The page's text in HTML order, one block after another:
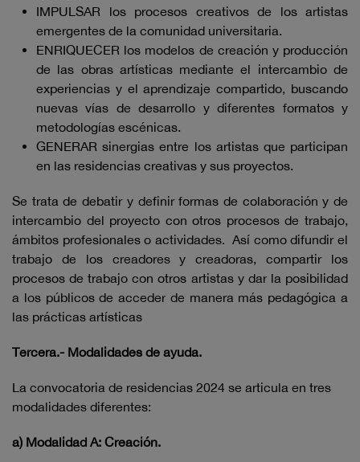
IMPULSAR los procesos creativos de los artistas
emergentes de la comunidad universitaria.
ENRIQUECER los modelos de creación y producción
de las obras artísticas mediante el intercambio de
experiencias y el aprendizaje compartido, buscando
nuevas vías de desarrollo y diferentes formatos y
metodologías escénicas.
GENERAR sinergias entre los artistas que participan
en las residencias creativas y sus proyectos.
Se trata de debatir y definir formas de colaboración y de
intercambio del proyecto con otros procesos de trabajo,
ámbitos profesionales o actividades. Así como difundir el
trabajo de los creadores y creadoras, compartir los
procesos de trabajo con otros artistas y dar la posibilidad
a los públicos de acceder de manera más pedagógica a
las prácticas artísticas
Tercera.- Modalidades de ayuda.
La convocatoria de residencias 2024 se articula en tres
modalidades diferentes:
a) Modalidad A: Creación.